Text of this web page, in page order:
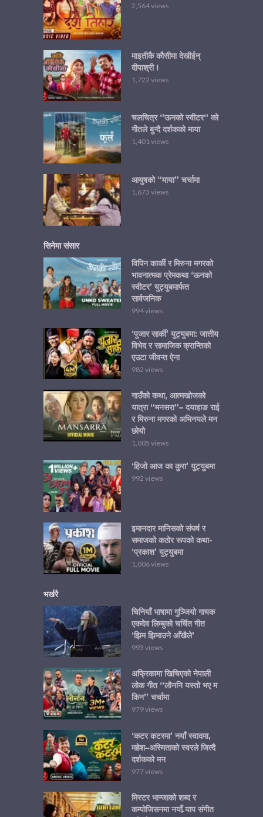
2,564 views
माइतीकै कौसीमा देखीईन्
दीपाश्री !
1,722 views
चलचित्र “ऊनको स्वीटर“ को
गीतले बुन्दै दर्शकको माया
1,401 views
आयुषको “माया” चर्चामा
1,673 views
सिनेमा संसार
विपिन कार्की र मिरुना मगरको
भावनात्मक प्रेमकथा ‘ऊनको
स्वीटर’ युट्युबमार्फत
सार्वजनिक
994 views
‘पुजार सार्की’ युट्युबमा: जातीय
विभेद र सामाजिक क्रान्तिको
एउटा जीवन्त ऐना
982 views
गाउँको कथा, आत्मखोजको
यात्रा “मनसरा”– दयाहाङ राई
र मिरुना मगरको अभिनयले मन
छोयो
1,005 views
‘हिजो आज का कुरा’ युट्युबमा
992 views
इमानदार मानिसको संघर्ष र
समाजको कठोर रूपको कथा-
‘प्रकाश’ युट्युबमा
1,006 views
भर्खरै
चिनियाँ भाषामा गुञ्जियो गायक
एकदेव लिम्बुको चर्चित गीत
‘झिम झिमाउने आँखैले’
993 views
अफ्रिकामा खिचिएको नेपाली
लोक गीत “लौननि यस्तो भए म
किन” चर्चामा
979 views
‘कटर कटरमा’ नयाँ स्वादमा,
महेश–अस्मिताको स्वरले जित्दै
दर्शकको मन
977 views
मिस्टर भान्जाको शब्द र
कम्पोजिसनमा नयाँ र्‍याप संगीत